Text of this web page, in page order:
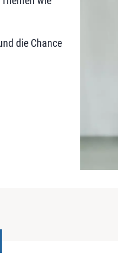
die Chance